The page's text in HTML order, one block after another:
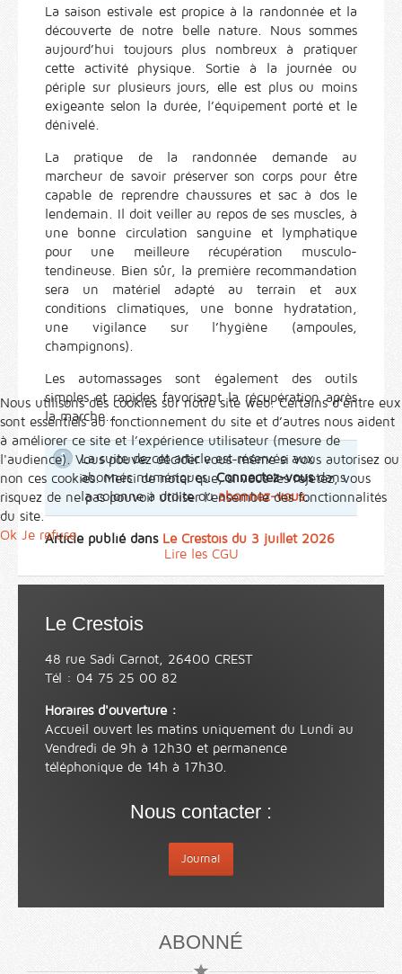
La saison estivale est propice à la randonnée et la
découverte de notre belle nature. Nous sommes
aujourd’hui toujours plus nombreux à pratiquer
cette activité physique. Sortie à la journée ou
périple sur plusieurs jours, elle est plus ou moins
exigeante selon la durée, l’équipement porté et le
dénivelé.
La pratique de la randonnée demande au
marcheur de savoir préserver son corps pour être
capable de reprendre chaussures et sac à dos le
lendemain. Il doit veiller au repos de ses muscles, à
une bonne circulation sanguine et lymphatique
pour une meilleure récupération musculo-
tendineuse. Bien sûr, la première recommandation
sera un matériel adapté au terrain et aux
conditions climatiques, une bonne hydratation,
une vigilance sur l’hygiène (ampoules,
champignons).
Les automassages sont également des outils
simples et rapides favorisant la récupération après
la marche...
La suite de cet article est réservée aux
abonnés numériques.Connectez-vousdans
la colonne à droite ouabonnez-vous.
Article publié dans Le Crestois du 3 juillet 2026
Le Crestois
48 rue Sadi Carnot, 26400 CREST
Tél : 04 75 25 00 82
Horaires d'ouverture :
Accueil ouvert les matins uniquement du Lundi au
Vendredi de 9h à 12h30 et permanence
téléphonique de 14h à 17h30.
Nous contacter :
Journal
ABONNÉ
Nous utilisons des cookies sur notre site web. Certains d’entre eux
sont essentiels au fonctionnement du site et d’autres nous aident
à améliorer ce site et l’expérience utilisateur (mesure de
l'audience). Vous pouvez décider vous-même si vous autorisez ou
non ces cookies. Merci de noter que, si vous les rejetez, vous
risquez de ne pas pouvoir utiliser l’ensemble des fonctionnalités
du site.
Ok Je refuse
Lire les CGU